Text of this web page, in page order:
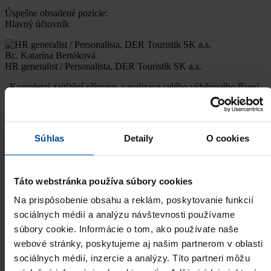
Súhlas Detaily O cookies
Táto webstránka používa súbory cookies
Na prispôsobenie obsahu a reklám, poskytovanie funkcií
sociálnych médií a analýzu návštevnosti používame
súbory cookie. Informácie o tom, ako používate naše
webové stránky, poskytujeme aj našim partnerom v oblasti
sociálnych médií, inzercie a analýzy. Títo partneri môžu
Úspešne obsadené pozície:
Hlavný účtovník
Bc. Katarína Bertóková
HR generalist / Personalista, DER Touristik SK a.s.
,,Kompletní zajištění přípravy a realizace celého výběrového řízení
ze strany společnosti PROBS proběhlo naprosto profesionálně a s
Key Account Manager pre SK
Commercial Director, WELEDA, spol. s r.o.
,,Spolupráca s PRO Business Solutions bola veľmi profesionálna
a promptná. Výsledok bol veľmi pozitívny a to úspešným
rozšírením nášho pracovného tímu vhodným kandid… Viac
Úspešne obsadené pozície:
Tester